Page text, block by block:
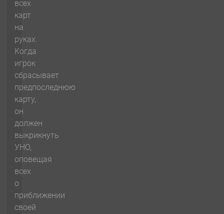
всех
карт
на
руках.
Когда
игрок
сбрасывает
предпоследнюю
карту,
он
должен
выкрикнуть
УНО,
оповещая
всех
о
приближении
своей